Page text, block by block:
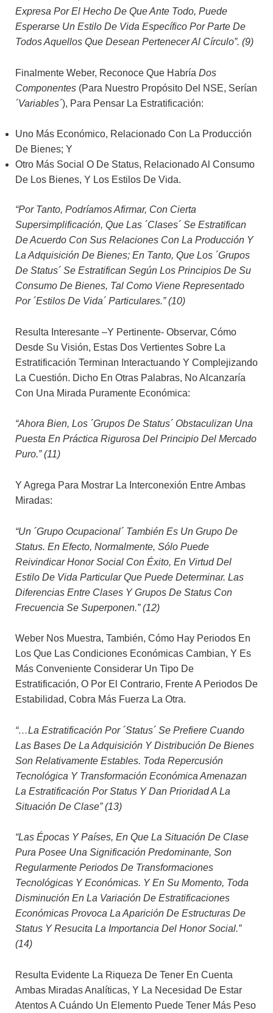
Expresa Por El Hecho De Que Ante Todo, Puede
Esperarse Un Estilo De Vida Específico Por Parte De
Todos Aquellos Que Desean Pertenecer Al Círculo”. (9)
Finalmente Weber, Reconoce Que Habría Dos
Componentes (para Nuestro Propósito Del NSE, Serían
´variables´), Para Pensar La Estratificación:
Uno Más Económico, Relacionado Con La Producción
De Bienes; Y
Otro Más Social O De Status, Relacionado Al Consumo
De Los Bienes, Y Los Estilos De Vida.
“Por Tanto, Podríamos Afirmar, Con Cierta
Supersimplificación, Que Las ´clases´ Se Estratifican
De Acuerdo Con Sus Relaciones Con La Producción Y
La Adquisición De Bienes; En Tanto, Que Los ´grupos
De Status´ Se Estratifican Según Los Principios De Su
Consumo De Bienes, Tal Como Viene Representado
Por ´estilos De Vida´ Particulares.” (10)
Resulta Interesante –y Pertinente- Observar, Cómo
Desde Su Visión, Estas Dos Vertientes Sobre La
Estratificación Terminan Interactuando Y Complejizando
La Cuestión. Dicho En Otras Palabras, No Alcanzaría
Con Una Mirada Puramente Económica:
“Ahora Bien, Los ´grupos De Status´ Obstaculizan Una
Puesta En Práctica Rigurosa Del Principio Del Mercado
Puro.” (11)
Y Agrega Para Mostrar La Interconexión Entre Ambas
Miradas:
“Un ´grupo Ocupacional´ También Es Un Grupo De
Status. En Efecto, Normalmente, Sólo Puede
Reivindicar Honor Social Con Éxito, En Virtud Del
Estilo De Vida Particular Que Puede Determinar. Las
Diferencias Entre Clases Y Grupos De Status Con
Frecuencia Se Superponen.” (12)
Weber Nos Muestra, También, Cómo Hay Periodos En
Los Que Las Condiciones Económicas Cambian, Y Es
Más Conveniente Considerar Un Tipo De
Estratificación, O Por El Contrario, Frente A Periodos De
Estabilidad, Cobra Más Fuerza La Otra.
“…la Estratificación Por ´status´ Se Prefiere Cuando
Las Bases De La Adquisición Y Distribución De Bienes
Son Relativamente Estables. Toda Repercusión
Tecnológica Y Transformación Económica Amenazan
La Estratificación Por Status Y Dan Prioridad A La
Situación De Clase” (13)
“Las Épocas Y Países, En Que La Situación De Clase
Pura Posee Una Significación Predominante, Son
Regularmente Periodos De Transformaciones
Tecnológicas Y Económicas. Y En Su Momento, Toda
Disminución En La Variación De Estratificaciones
Económicas Provoca La Aparición De Estructuras De
Status Y Resucita La Importancia Del Honor Social.”
(14)
Resulta Evidente La Riqueza De Tener En Cuenta
Ambas Miradas Analíticas, Y La Necesidad De Estar
Atentos A Cuándo Un Elemento Puede Tener Más Peso